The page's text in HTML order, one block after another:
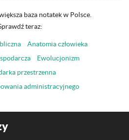
baza notatek w Polsce.
teraz:
Anatomia człowieka
Ewolucjonizm
przestrzenna
administracyjnego